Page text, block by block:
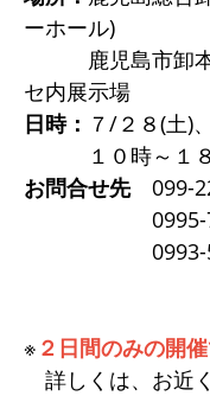
ーホール)
鹿児島市卸本
セ内展示場
日時： ７/２８(土)
１０時～１８
お問合せ先099-
0995-73-
0993-56-
※ ２日間のみの開
詳しくは、お近